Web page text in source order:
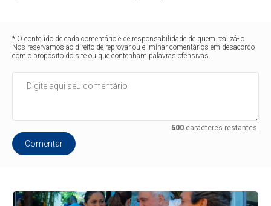
* O conteúdo de cada comentário é de responsabilidade de quem realizá-lo.
Nos reservamos ao direito de reprovar ou eliminar comentários em desacordo
com o propósito do site ou que contenham palavras ofensivas.
500caracteres restantes.
Comentar